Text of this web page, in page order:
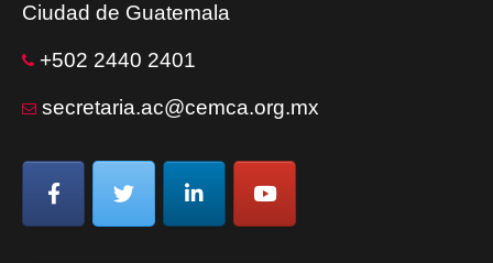
Ciudad de Guatemala
+502 2440 2401
secretaria.ac@cemca.org.mx